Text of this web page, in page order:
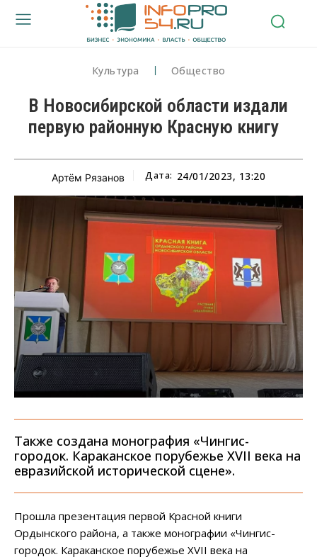
Культура Общество
В Новосибирской области издали
первую районную Красную книгу
Артём Рязанов Дата: 24/01/2023, 13:20
Также создана монография «Чингис-
городок. Караканское порубежье XVII века на
евразийской исторической сцене».
Прошла презентация первой Красной книги
Ордынского района, а также монографии «Чингис-
городок. Караканское порубежье XVII века на